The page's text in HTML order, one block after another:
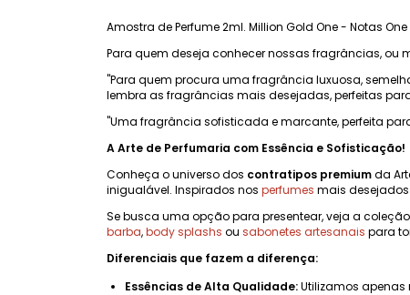
Amostra de Perfume 2ml. Million Gold One - Notas
Para quem deseja conhecer nossas fragrâncias, ou
"Para quem procura uma fragrância luxuosa,
lembra as fragrâncias mais desejadas, perfeitas
"Uma fragrância sofisticada e marcante, perfeita
A Arte de Perfumaria com Essência e Sofisticação!
Conheça o universo dos contratipos premiumda
inigualável. Inspirados nos perfumes mais
Se busca uma opção para presentear, veja a
barba,body splashs ou sabonetes artesanais para
Diferenciais que fazem a diferença:
Essências de Alta Qualidade:Utilizamos